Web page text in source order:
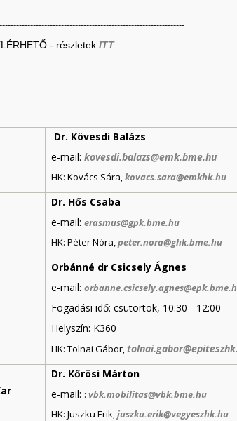
- részletek ITT
Dr. Kövesdi Balázs
e-mail: kovesdi.balazs@emk.bme.hu
HK: Kovács Sára, kovacs.sara@emkhk.hu
Dr. Hős Csaba
e-mail: erasmus@gpk.bme.hu
HK: Péter Nóra, peter.nora@ghk.bme.hu
Orbánné dr Csicsely Ágnes
e-mail:
Fogadási idő: csütörtök, 10:30 - 12:00
Helyszín: K360
HK: Tolnai Gábor,
Dr. Kőrösi Márton
e-mail: : vbk.mobilitas@vbk.bme.hu
HK: Juszku Erik, juszku.erik@vegyeszhk.hu